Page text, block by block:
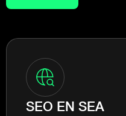
SEO EN SEA